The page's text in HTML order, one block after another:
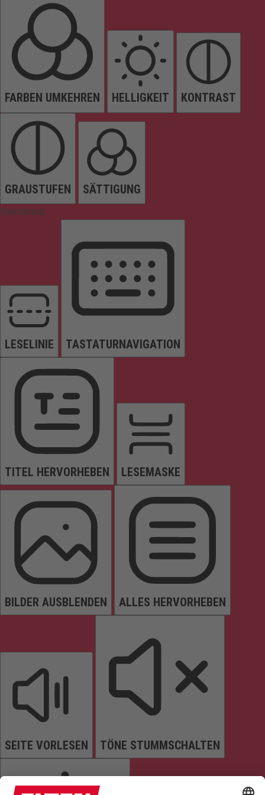
FARBEN UMKEHREN HELLIGKEIT KONTRAST
GRAUSTUFEN SÄTTIGUNG
Orientierung
LESELINIE TASTATURNAVIGATION
TITEL HERVORHEBEN LESEMASKE
BILDER AUSBLENDEN ALLES HERVORHEBEN
SEITE VORLESEN TÖNE STUMMSCHALTEN